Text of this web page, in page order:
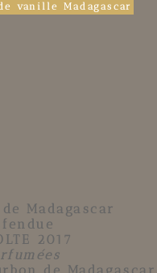
vanille Madagascar
Madagascar
2017